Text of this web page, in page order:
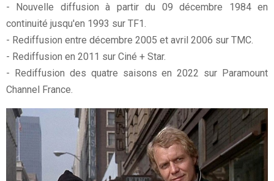
- Nouvelle diffusion à partir du 09 décembre 1984 en
continuité jusqu'en 1993 sur TF1.
- Rediffusion entre décembre 2005 et avril 2006 sur TMC.
- Rediffusion en 2011 sur Ciné + Star.
- Rediffusion des quatre saisons en 2022 sur Paramount
Channel France.